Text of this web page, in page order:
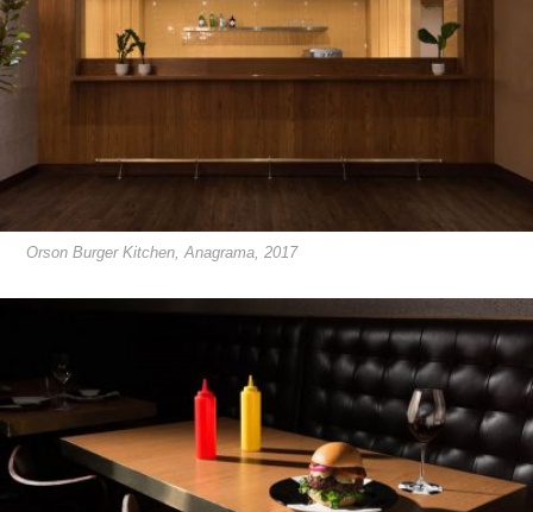
Orson Burger Kitchen, Anagrama, 2017